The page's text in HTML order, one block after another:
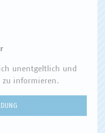
unentgeltlich und
zu informieren.